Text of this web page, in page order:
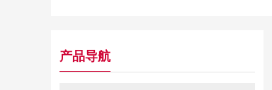
产品导航